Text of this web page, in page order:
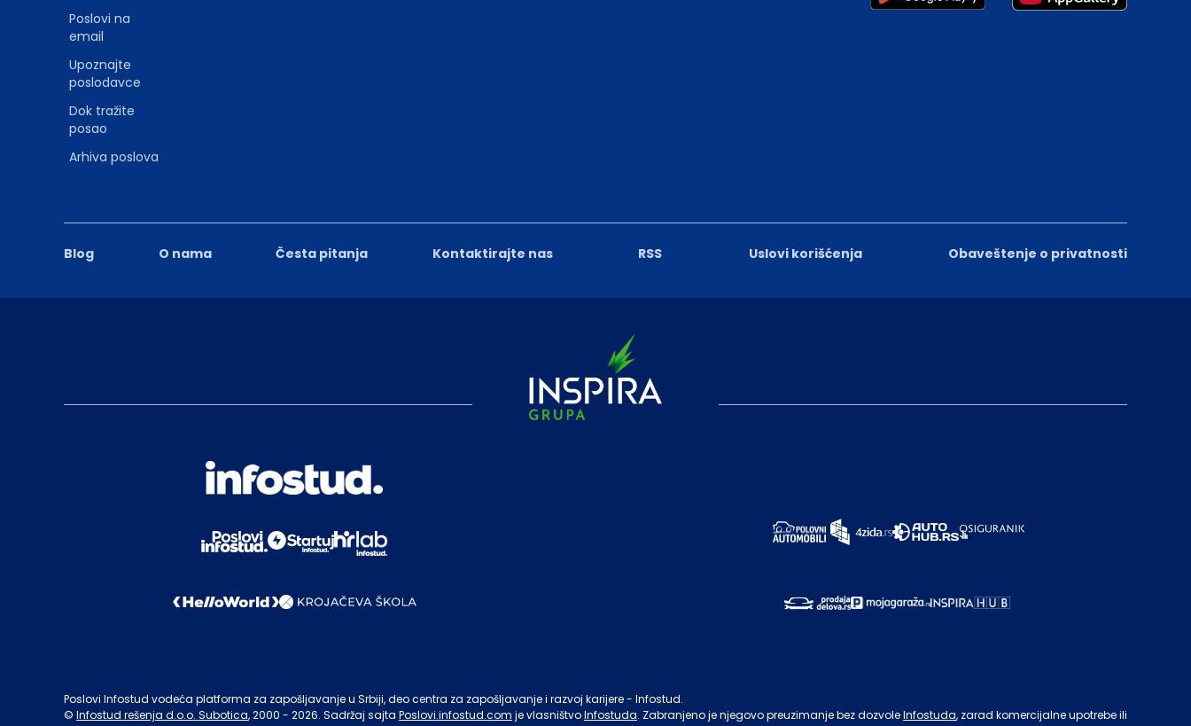
Blog O nama Česta pitanja Kontaktirajte nas RSS Uslovi korišćenja Obaveštenje o privatnosti
Poslovi na
email
Upoznajte
poslodavce
Dok tražite
posao
Arhiva poslova
Poslovi Infostud vodeća platforma za zapošljavanje u Srbiji, deo centra za zapošljavanje i razvoj karijere - Infostud.
© Infostud rešenja d.o.o. Subotica, 2000 - 2026. Sadržaj sajta Poslovi.infostud.com je vlasništvoInfostuda. Zabranjeno je njegovo preuzimanje bez dozvoleInfostuda, zarad komercijalne upotrebe ili